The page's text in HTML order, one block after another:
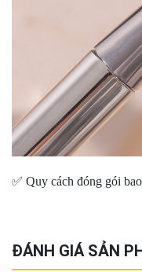
✅ Quy cách đóng gói
ĐÁNH GIÁ SẢN